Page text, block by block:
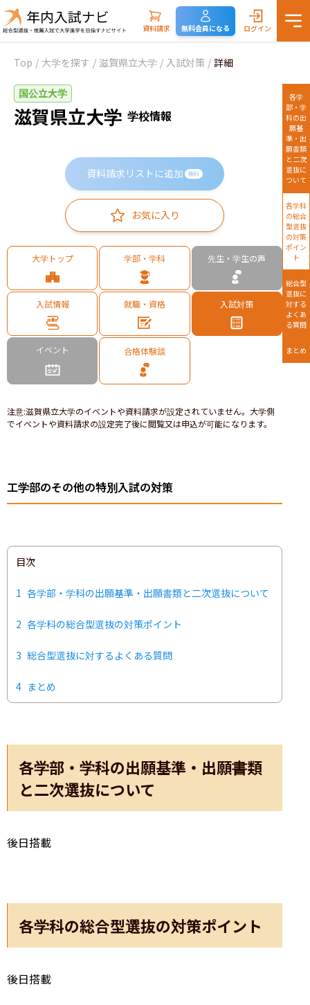
資料請求 無料会員になる ログイン
Top / 大学を探す / 滋賀県立大学 / 入試対策 / 詳細
国公立大学
滋賀県立大学 学校情報
資料請求リストに追加 無料
お気に入り
大学トップ 学部・学科 先生・学生の声
入試情報 就職・資格 入試対策
イベント 合格体験談
注意:滋賀県立大学のイベントや資料請求が設定されていません。大学側
でイベントや資料請求の設定完了後に閲覧又は申込が可能になります。
工学部のその他の特別入試の対策
目次
1 各学部・学科の出願基準・出願書類と二次選抜について
2 各学科の総合型選抜の対策ポイント
3 総合型選抜に対するよくある質問
4 まとめ
各学部・学科の出願基準・出願書類
と二次選抜について
後日搭載
各学科の総合型選抜の対策ポイント
後日搭載
各学
部・学
科の出
願基
準・出
願書類
と二次
選抜に
ついて
各学科
の総合
型選抜
の対策
ポイン
ト
総合型
選抜に
対する
よくあ
る質問
まとめ